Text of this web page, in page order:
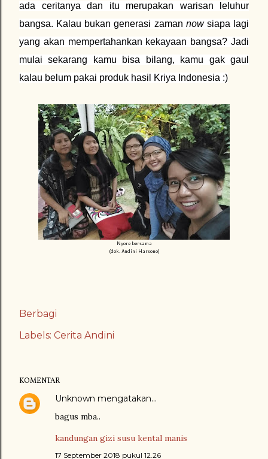
ada ceritanya dan itu merupakan warisan leluhur
bangsa. Kalau bukan generasi zaman nowsiapa lagi
yang akan mempertahankan kekayaan bangsa? Jadi
mulai sekarang kamu bisa bilang, kamu gak gaul
kalau belum pakai produk hasil Kriya Indonesia :)
Nyore bersama
(dok. Andini Harsono)
Berbagi
Labels: Cerita Andini
KOMENTAR
Unknown mengatakan…
bagus mba..
kandungan gizi susu kental manis
17 September 2018 pukul 12.26